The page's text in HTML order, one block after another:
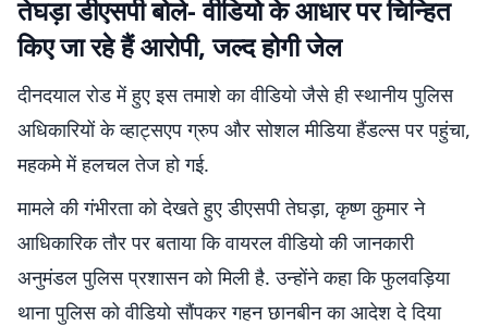
तेघड़ा डीएसपी बोले- वीडियो के आधार पर चिन्हित
किए जा रहे हैं आरोपी, जल्द होगी जेल
दीनदयाल रोड में हुए इस तमाशे का वीडियो जैसे ही स्थानीय पुलिस
अधिकारियों के व्हाट्सएप ग्रुप और सोशल मीडिया हैंडल्स पर पहुंचा,
महकमे में हलचल तेज हो गई.
मामले की गंभीरता को देखते हुए डीएसपी तेघड़ा, कृष्ण कुमार ने
आधिकारिक तौर पर बताया कि वायरल वीडियो की जानकारी
अनुमंडल पुलिस प्रशासन को मिली है. उन्होंने कहा कि फुलवड़िया
थाना पुलिस को वीडियो सौंपकर गहन छानबीन का आदेश दे दिया